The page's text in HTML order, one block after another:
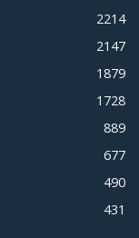
2214
2147
1879
1728
889
677
490
431